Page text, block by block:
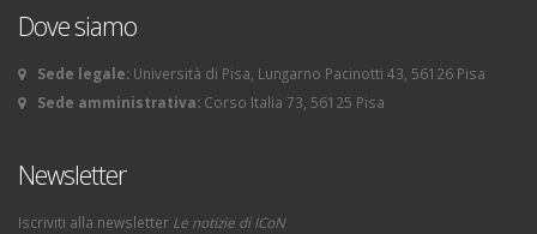
Dove siamo
Sede legale: Università di Pisa, Lungarno Pacinotti 43, 56126 Pisa
Sede amministrativa: Corso Italia 73, 56125 Pisa
Newsletter
Iscriviti alla newsletter Le notizie di ICoN